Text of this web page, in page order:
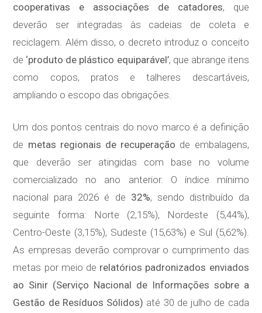
cooperativas e associações de catadores, que
deverão ser integradas às cadeias de coleta e
reciclagem. Além disso, o decreto introduz o conceito
de ‘produto de plástico equiparável’, que abrange itens
como copos, pratos e talheres descartáveis,
ampliando o escopo das obrigações.
Um dos pontos centrais do novo marco é a definição
de metas regionais de recuperação de embalagens,
que deverão ser atingidas com base no volume
comercializado no ano anterior. O índice mínimo
nacional para 2026 é de 32%, sendo distribuído da
seguinte forma: Norte (2,15%), Nordeste (5,44%),
Centro-Oeste (3,15%), Sudeste (15,63%) e Sul (5,62%).
As empresas deverão comprovar o cumprimento das
metas por meio de relatórios padronizados enviados
ao Sinir (Serviço Nacional de Informações sobre a
Gestão de Resíduos Sólidos) até 30 de julho de cada